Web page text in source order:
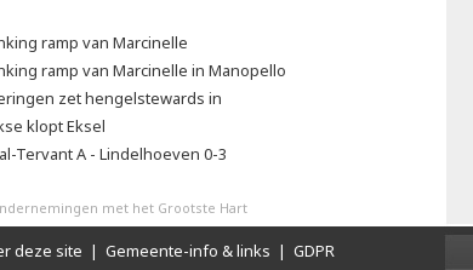
ramp van Marcinelle
ramp van Marcinelle in Manopello
zet hengelstewards in
klopt Eksel
Tervant A - Lindelhoeven 0-3
met het Grootste Hart
deze site | Gemeente-info & links | GDPR